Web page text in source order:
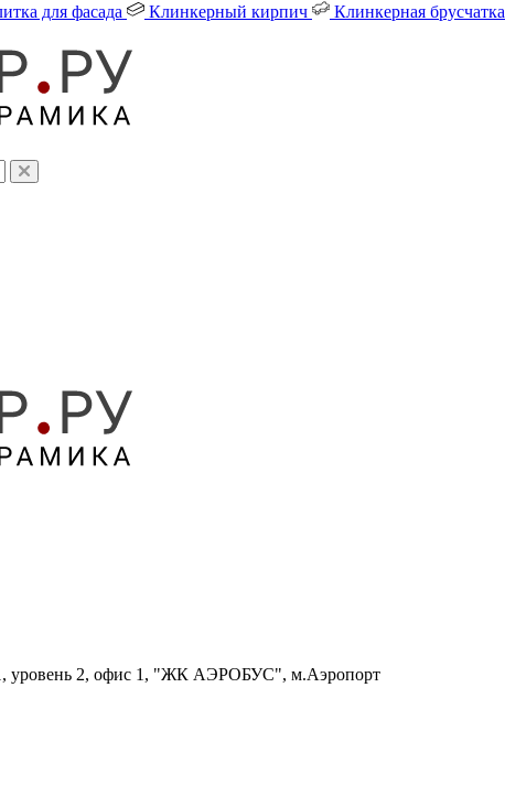
для фасада Клинкерный кирпич Клинкерная брусчатка
уровень 2, офис 1, "ЖК АЭРОБУС", м.Аэропорт